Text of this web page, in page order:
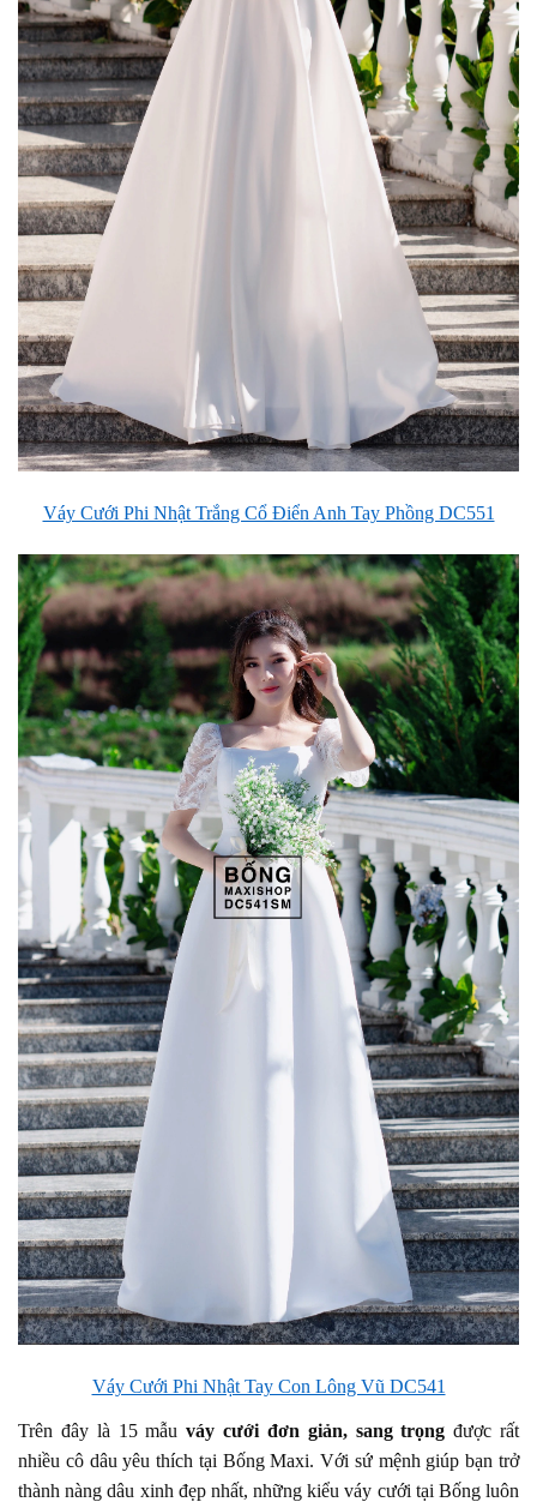
Váy Cưới Phi Nhật Trắng Cổ Điển Anh Tay Phồng DC551
Váy Cưới Phi Nhật Tay Con Lông Vũ DC541
Trên đây là 15 mẫuváy cưới đơn giản, sang trọng được rất
nhiều cô dâu yêu thích tại Bống Maxi. Với sứ mệnh giúp bạn trở
thành nàng dâu xinh đẹp nhất, những kiểu váy cưới tại Bống luôn